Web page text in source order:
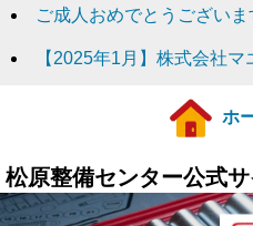
ご成人おめでとうございま
【2025年1月】株式会社
ホ
松原整備センター公式サ